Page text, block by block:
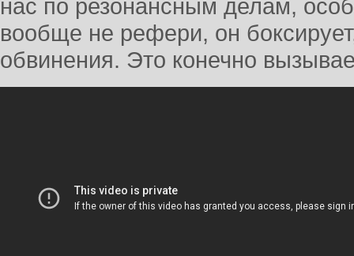
нас по резонансным делам,
вообще не рефери, он
обвинения. Это конечно